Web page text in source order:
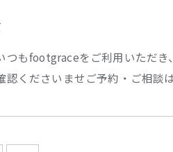
つもfootgraceをご利用いただ
認くださいませご予約・ご相